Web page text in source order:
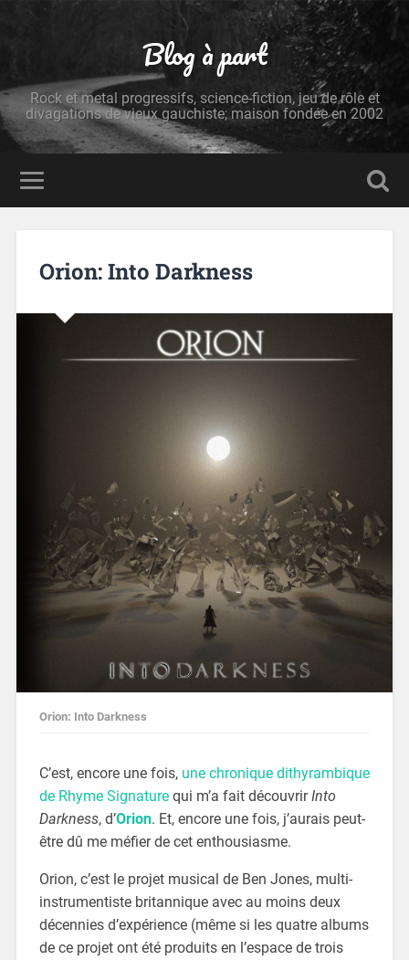
Blog à part
Rock et metal progressifs, science-fiction, jeu de rôle et
divagations de vieux gauchiste; maison fondée en 2002
Orion: Into Darkness
Orion: Into Darkness
C’est, encore une fois, une chronique dithyrambique
de Rhyme Signaturequi m’a fait découvrirInto
Darkness, d’Orion. Et, encore une fois, j’aurais peut-
être dû me méfier de cet enthousiasme.
Orion, c’est le projet musical de Ben Jones, multi-
instrumentiste britannique avec au moins deux
décennies d’expérience (même si les quatre albums
de ce projet ont été produits en l’espace de trois